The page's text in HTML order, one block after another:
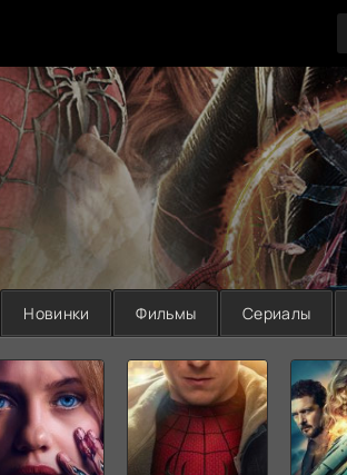
Новинки Фильмы Сериалы